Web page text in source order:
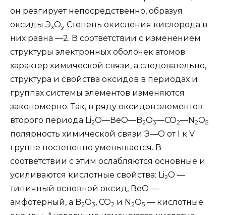
он реагирует непосредственно, образуя
оксиды ЭxOy Степень окисления кислорода в
них равна —2. В соответствии с изменением
структуры электронных оболочек атомов
характер химической связи, а следовательно,
структура и свойства оксидов в периодах и
группах системы элементов изменяются
закономерно. Так, в ряду оксидов элементов
второго периода Li2О—ВеО—B2О3—СО2—N2O5
полярность химической связи Э—О от I к V
группе постепенно уменьшается. В
соответствии с этим ослабляются основные и
усиливаются кислотные свойства: Li2О —
типичный основной оксид, ВеО —
амфотерный, а B2О3, СО2 и N2O5 — кислотные